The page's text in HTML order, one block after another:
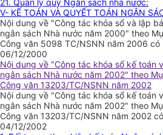
21. Quản lý quỹ Ngân sách nhà nước:
V- KẾ TOÁN VÀ QUYẾT TOÁN NGÂN
Nội dung về "Công tác khóa sổ và lập
ngân sách Nhà nước năm 2000" theo
Công văn 5098 TC/NSNN năm 2006
06/12/2000
Nội dung về "Công tác khóa sổ kế toán
ngân sách Nhà nước năm 2002" theo
Công văn 13203/TC/NSNN năm 2002
Nội dung về "Công tác khóa sổ kế toán
ngân sách Nhà nước năm 2002" theo
Công văn 13203/TC/NSNN năm 2002
04/12/2002